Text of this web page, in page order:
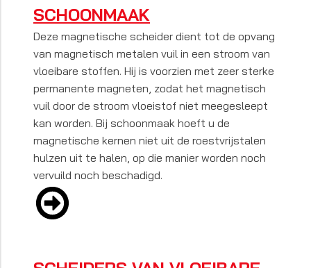
SCHOONMAAK
Deze magnetische scheider dient tot de opvang
van magnetisch metalen vuil in een stroom van
vloeibare stoffen. Hij is voorzien met zeer sterke
permanente magneten, zodat het magnetisch
vuil door de stroom vloeistof niet meegesleept
kan worden. Bij schoonmaak hoeft u de
magnetische kernen niet uit de roestvrijstalen
hulzen uit te halen, op die manier worden noch
vervuild noch beschadigd.